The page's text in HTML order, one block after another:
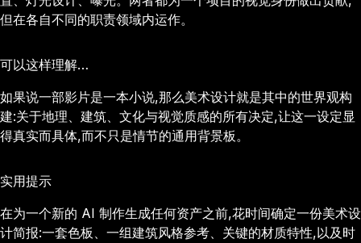
但在各自不同的职责领域内运作。
可以这样理解…
如果说一部影片是一本小说,那么美术设计就是其中的世界观构
建:关于地理、建筑、文化与视觉质感的所有决定,让这一设定显
得真实而具体,而不只是情节的通用背景板。
实用提示
在为一个新的 AI 制作生成任何资产之前,花时间确定一份美术设
计简报:一套色板、一组建筑风格参考、关键的材质特性,以及时